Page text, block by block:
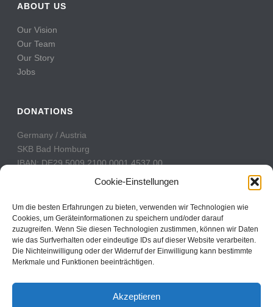
Cookie-Einstellungen
Um die besten Erfahrungen zu bieten, verwenden wir Technologien wie
Cookies, um Geräteinformationen zu speichern und/oder darauf
zuzugreifen. Wenn Sie diesen Technologien zustimmen, können wir Daten
wie das Surfverhalten oder eindeutige IDs auf dieser Website verarbeiten.
Die Nichteinwilligung oder der Widerruf der Einwilligung kann bestimmte
Merkmale und Funktionen beeinträchtigen.
Akzeptieren
ABOUT US
Our Vision
Our Team
Our Story
Jobs
DONATIONS
Germany / Austria
SKB Bad Homburg
IBAN: DE29 5009 2100 0001 4537 00
BIC: GENODE51BH2
Switzerland
PostFinance
Konto: 60-742493-7
IBAN: CH31 0900 0000 6074 2493 7
BIC: POFICHBEXXX